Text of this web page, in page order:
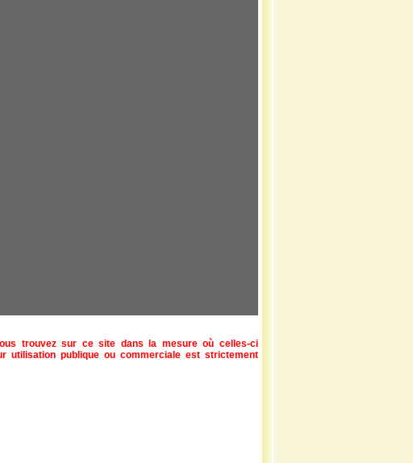
trouvez sur ce site dans la mesure où celles-ci
utilisation publique ou commerciale est strictement